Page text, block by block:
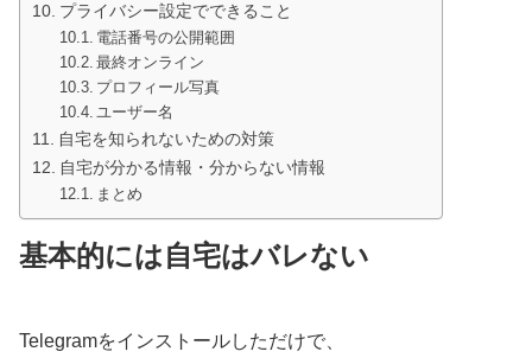
プライバシー設定でできること
電話番号の公開範囲
最終オンライン
プロフィール写真
ユーザー名
自宅を知られないための対策
自宅が分かる情報・分からない情報
まとめ
基本的には自宅はバレない
Telegramをインストールしただけで、